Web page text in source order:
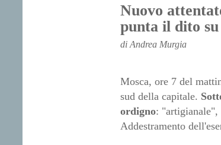
Nuovo
punta il dito
di Andrea Murgia
Mosca, ore 7 del
sud della capitale.
ordigno: "artigianale",
Addestramento